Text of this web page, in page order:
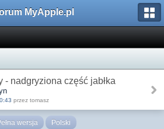
MyApple.pl
- nadgryziona część jabłka
przez tomasz
wersja Polski